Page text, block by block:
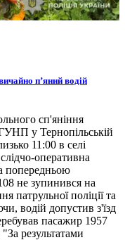
п’яний водій
сп'яніння
у Тернопільській
11:00 в селі
оперативна
попередньою
не зупинився на
патрульної поліції та
водій допустив з'їзд
пасажир 1957
результатами